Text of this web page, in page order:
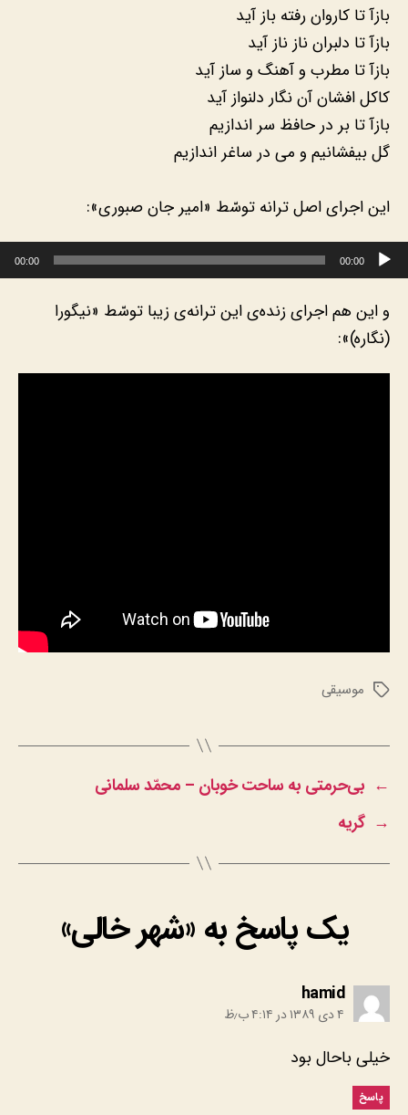
بازآ تا دلبران ناز ناز آید
بازآ تا مطرب و آهنگ و ساز آید
کاکل افشان آن نگار دلنواز آید
بازآ تا بر در حافظ سر اندازیم
گل بیفشانیم و می در ساغر اندازیم
این اجرای اصل ترانه توسّط «امیر جان صبوری»:
پخش‌کننده صوت
00:00
00:00
و این هم اجرای زنده‌ی این ترانه‌ی زیبا توسّط «نیگورا
(نگاره)»:
برچسب‌ها
موسیقی
← بی‌حرمتی به ساحت خوبان – محمّد سلمانی
→ گریه
یک پاسخ به «شهر خالی»
hamid
۴ دی ۱۳۸۹ در ۴:۱۴ ب٫ظ
خیلی باحال بود
پاسخ